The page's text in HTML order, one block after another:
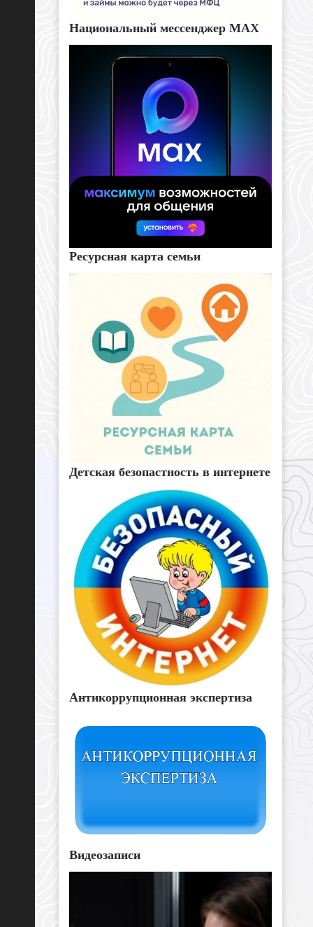
Национальный мессенджер MAX
Ресурсная карта семьи
Детская безопастность в интернете
Антикоррупционная экспертиза
Видеозаписи